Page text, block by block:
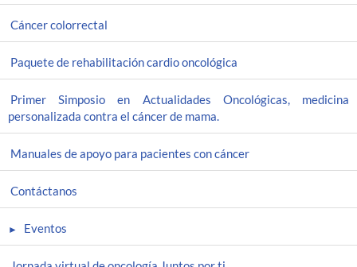
Cáncer colorrectal
Paquete de rehabilitación cardio oncológica
Primer Simposio en Actualidades Oncológicas, medicina
personalizada contra el cáncer de mama.
Manuales de apoyo para pacientes con cáncer
Contáctanos
Eventos